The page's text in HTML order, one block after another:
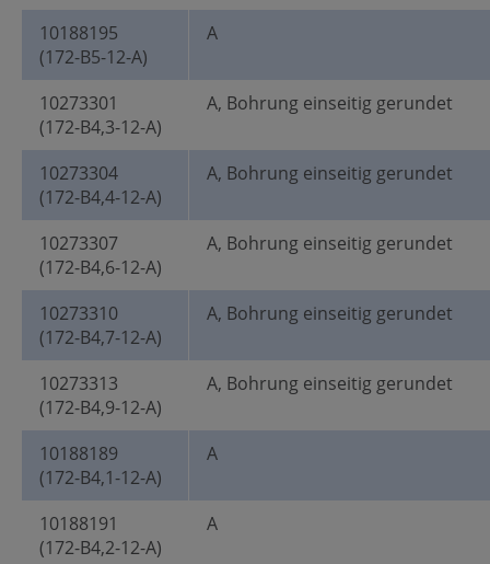
10188195
(172-B5-12-A)
A
10273301
(172-B4,3-12-A)
A, Bohrung einseitig gerundet
10273304
(172-B4,4-12-A)
A, Bohrung einseitig gerundet
10273307
(172-B4,6-12-A)
A, Bohrung einseitig gerundet
10273310
(172-B4,7-12-A)
A, Bohrung einseitig gerundet
10273313
(172-B4,9-12-A)
A, Bohrung einseitig gerundet
10188189
(172-B4,1-12-A)
A
10188191
(172-B4,2-12-A)
A